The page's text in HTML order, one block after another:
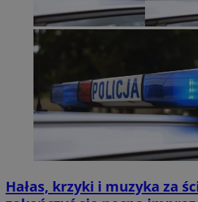
Hałas, krzyki i muzyka za